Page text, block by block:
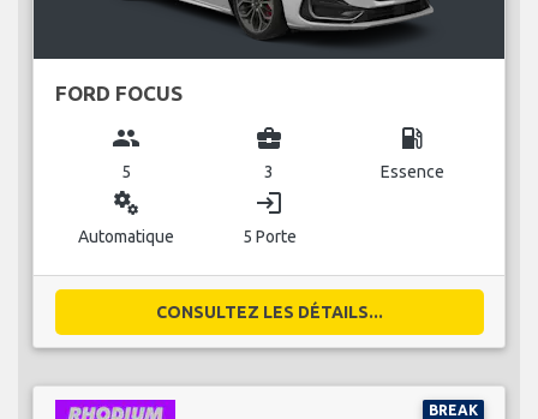
FORD FOCUS
group
5
business_center
3
local_gas_station
Essence
miscellaneous_services
Automatique
login
5 Porte
CONSULTEZ LES DÉTAILS...
BREAK